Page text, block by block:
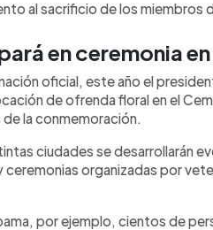
al sacrificio de los miembros
en ceremonia
oficial, este año el
de ofrenda floral en el
la conmemoración.
ciudades se desarrollarán
ceremonias organizadas por
por ejemplo, cientos de